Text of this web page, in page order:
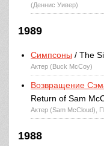
(Деннис Уивер)
1989
Симпсоны / The
Актер (Buck McCoy)
Возвращение
Return of Sam
Актер (Sam McCloud),
1988